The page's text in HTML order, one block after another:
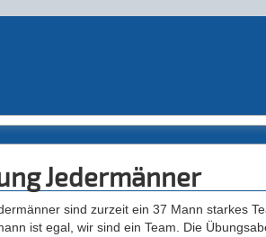
Jedermänner
sind zurzeit ein 37 Mann starkes
ist egal, wir sind ein Team. Die